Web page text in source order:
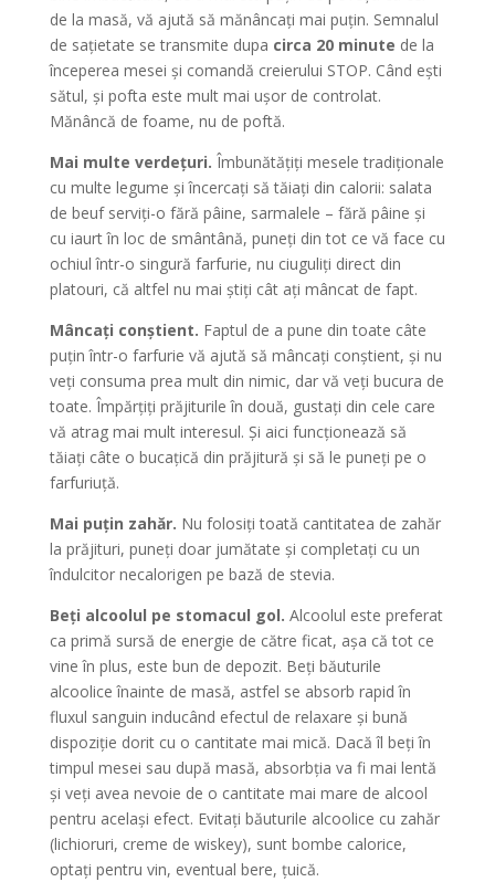
de la masă, vă ajută să mănâncați mai puțin. Semnalul
de sațietate se transmite dupa circa 20 minute de la
începerea mesei și comandă creierului STOP. Când ești
sătul, și pofta este mult mai ușor de controlat.
Mănâncă de foame, nu de poftă.
Mai multe verdețuri. Îmbunătățiți mesele tradiționale
cu multe legume și încercați să tăiați din calorii: salata
de beuf serviți-o fără pâine, sarmalele – fără pâine și
cu iaurt în loc de smântână, puneți din tot ce vă face cu
ochiul într-o singură farfurie, nu ciuguliți direct din
platouri, că altfel nu mai știți cât ați mâncat de fapt.
Mâncați conștient. Faptul de a pune din toate câte
puțin într-o farfurie vă ajută să mâncați conștient, și nu
veți consuma prea mult din nimic, dar vă veți bucura de
toate. Împărțiți prăjiturile în două, gustați din cele care
vă atrag mai mult interesul. Și aici funcționează să
tăiați câte o bucațică din prăjitură și să le puneți pe o
farfuriuță.
Mai puțin zahăr. Nu folosiți toată cantitatea de zahăr
la prăjituri, puneți doar jumătate și completați cu un
îndulcitor necalorigen pe bază de stevia.
Beți alcoolul pe stomacul gol. Alcoolul este preferat
ca primă sursă de energie de către ficat, așa că tot ce
vine în plus, este bun de depozit. Beți băuturile
alcoolice înainte de masă, astfel se absorb rapid în
fluxul sanguin inducând efectul de relaxare și bună
dispoziție dorit cu o cantitate mai mică. Dacă îl beți în
timpul mesei sau după masă, absorbția va fi mai lentă
și veți avea nevoie de o cantitate mai mare de alcool
pentru același efect. Evitați băuturile alcoolice cu zahăr
(lichioruri, creme de wiskey), sunt bombe calorice,
optați pentru vin, eventual bere, țuică.